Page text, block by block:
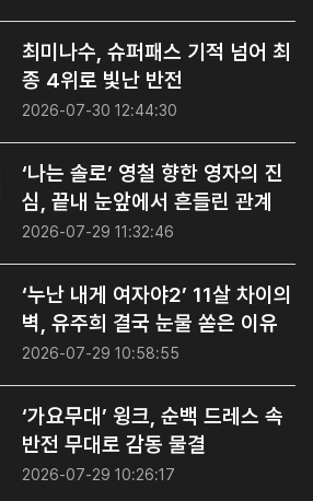
최미나수, 슈퍼패스 기적 넘어 최
종 4위로 빛난 반전
2026-07-30 12:44:30
‘나는 솔로’ 영철 향한 영자의 진
심, 끝내 눈앞에서 흔들린 관계
2026-07-29 11:32:46
‘누난 내게 여자야2’ 11살 차이의
벽, 유주희 결국 눈물 쏟은 이유
2026-07-29 10:58:55
‘가요무대’ 윙크, 순백 드레스 속
반전 무대로 감동 물결
2026-07-29 10:26:17